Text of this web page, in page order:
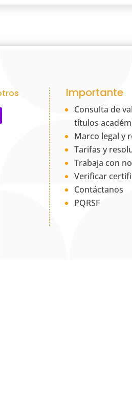
Importante
Consulta de
títulos
Marco legal y
Tarifas y
Trabaja con
Verificar
Contáctanos
PQRSF